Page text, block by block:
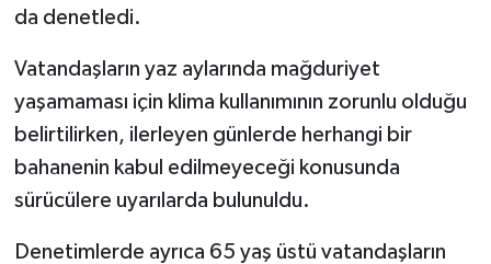
da denetledi.
Vatandaşların yaz aylarında mağduriyet
yaşamaması için klima kullanımının zorunlu olduğu
belirtilirken, ilerleyen günlerde herhangi bir
bahanenin kabul edilmeyeceği konusunda
sürücülere uyarılarda bulunuldu.
Denetimlerde ayrıca 65 yaş üstü vatandaşların